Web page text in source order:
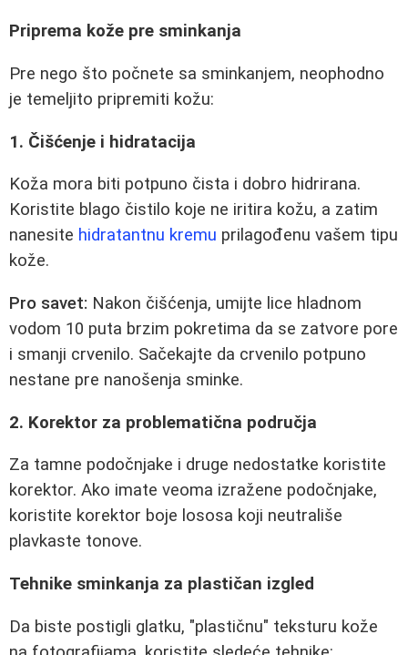
Priprema kože pre sminkanja
Pre nego što počnete sa sminkanjem, neophodno
je temeljito pripremiti kožu:
1. Čišćenje i hidratacija
Koža mora biti potpuno čista i dobro hidrirana.
Koristite blago čistilo koje ne iritira kožu, a zatim
nanesite hidratantnu kremu prilagođenu vašem tipu
kože.
Pro savet: Nakon čišćenja, umijte lice hladnom
vodom 10 puta brzim pokretima da se zatvore pore
i smanji crvenilo. Sačekajte da crvenilo potpuno
nestane pre nanošenja sminke.
2. Korektor za problematična područja
Za tamne podočnjake i druge nedostatke koristite
korektor. Ako imate veoma izražene podočnjake,
koristite korektor boje lososa koji neutrališe
plavkaste tonove.
Tehnike sminkanja za plastičan izgled
Da biste postigli glatku, "plastičnu" teksturu kože